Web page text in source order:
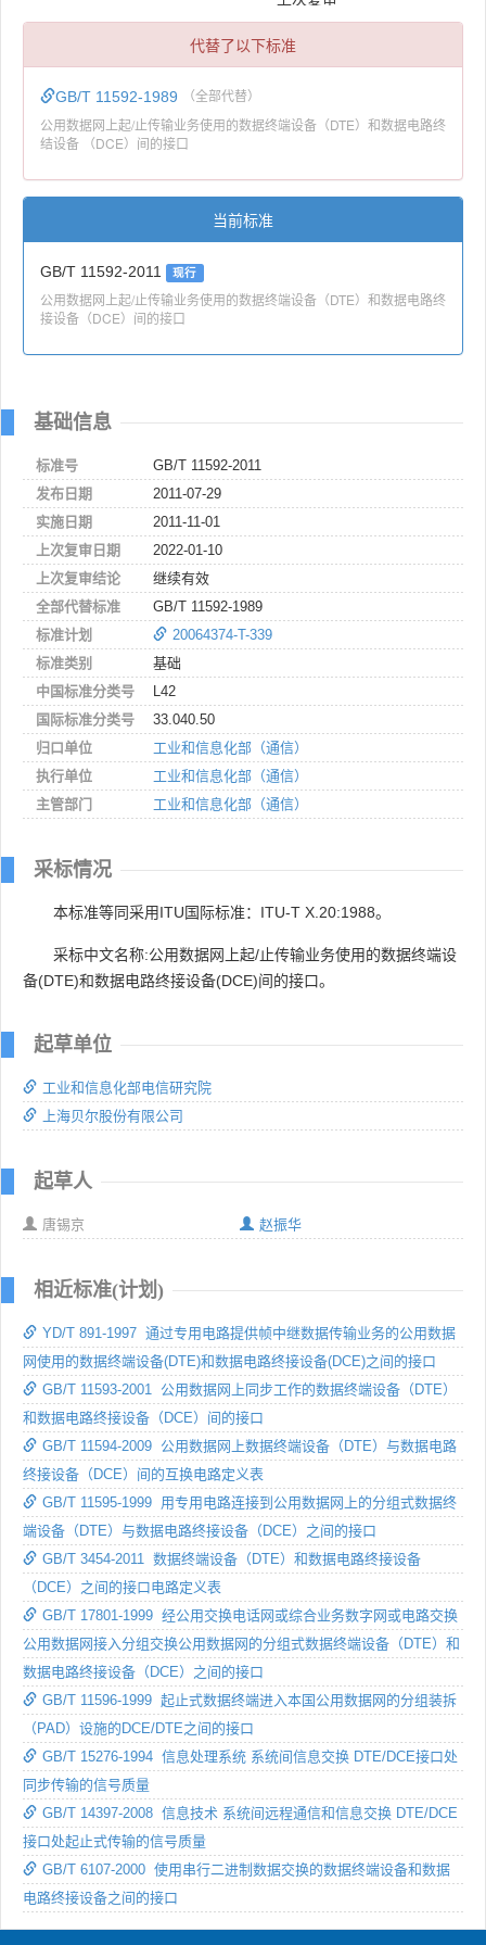
代替了以下标准
GB/T 11592-1989 （全部代替）
公用数据网上起/止传输业务使用的数据终端设备（DTE）和数据电路终
结设备 （DCE）间的接口
当前标准
GB/T 11592-2011 现行
公用数据网上起/止传输业务使用的数据终端设备（DTE）和数据电路终
接设备（DCE）间的接口
基础信息
标准号
GB/T 11592-2011
发布日期
2011-07-29
实施日期
2011-11-01
上次复审日期
2022-01-10
上次复审结论
继续有效
全部代替标准
GB/T 11592-1989
标准计划
20064374-T-339
标准类别
基础
中国标准分类号
L42
国际标准分类号
33.040.50
归口单位
工业和信息化部（通信）
执行单位
工业和信息化部（通信）
主管部门
工业和信息化部（通信）
采标情况
本标准等同采用ITU国际标准：ITU-T X.20:1988。
采标中文名称:公用数据网上起/止传输业务使用的数据终端设
备(DTE)和数据电路终接设备(DCE)间的接口。
起草单位
工业和信息化部电信研究院
上海贝尔股份有限公司
起草人
唐锡京 赵振华
相近标准(计划)
YD/T 891-1997 通过专用电路提供帧中继数据传输业务的公用数据
网使用的数据终端设备(DTE)和数据电路终接设备(DCE)之间的接口
GB/T 11593-2001 公用数据网上同步工作的数据终端设备（DTE）
和数据电路终接设备（DCE）间的接口
GB/T 11594-2009 公用数据网上数据终端设备（DTE）与数据电路
终接设备（DCE）间的互换电路定义表
GB/T 11595-1999 用专用电路连接到公用数据网上的分组式数据终
端设备（DTE）与数据电路终接设备（DCE）之间的接口
GB/T 3454-2011 数据终端设备（DTE）和数据电路终接设备
（DCE）之间的接口电路定义表
GB/T 17801-1999 经公用交换电话网或综合业务数字网或电路交换
公用数据网接入分组交换公用数据网的分组式数据终端设备（DTE）和
数据电路终接设备（DCE）之间的接口
GB/T 11596-1999 起止式数据终端进入本国公用数据网的分组装拆
（PAD）设施的DCE/DTE之间的接口
GB/T 15276-1994 信息处理系统 系统间信息交换 DTE/DCE接口处
同步传输的信号质量
GB/T 14397-2008 信息技术 系统间远程通信和信息交换 DTE/DCE
接口处起止式传输的信号质量
GB/T 6107-2000 使用串行二进制数据交换的数据终端设备和数据
电路终接设备之间的接口